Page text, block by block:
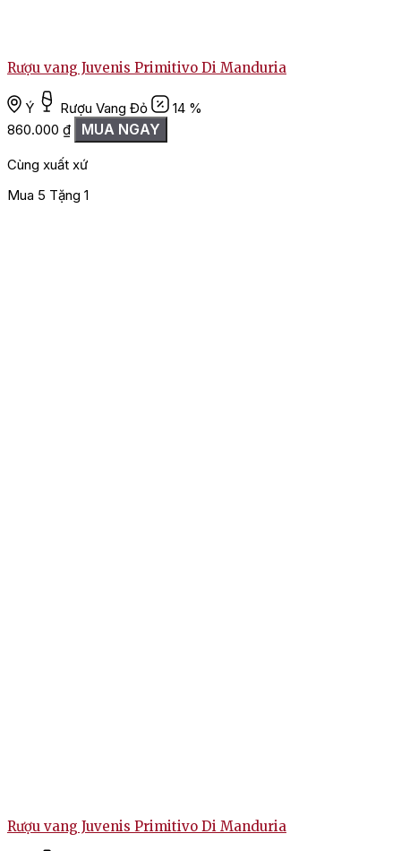
Rượu vang Juvenis Primitivo Di Manduria
Ý Rượu Vang Đỏ
14 %
860.000 ₫ MUA NGAY
Cùng xuất xứ
Mua 5 Tặng 1
Rượu vang Juvenis Primitivo Di Manduria